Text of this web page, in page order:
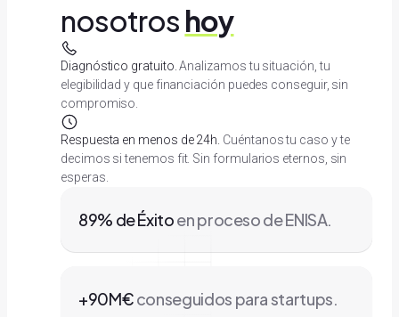
nosotros hoy
Diagnóstico gratuito. Analizamos tu situación, tu
elegibilidad y que financiación puedes conseguir, sin
compromiso.
Respuesta en menos de 24h. Cuéntanos tu caso y te
decimos si tenemos fit. Sin formularios eternos, sin
esperas.
89% de Éxitoen proceso de ENISA.
+90M€conseguidos para startups.